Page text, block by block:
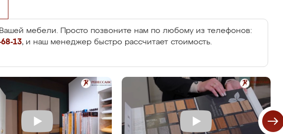
Вашей мебели. Просто позвоните нам по любому из телефонов:
13, и наш менеджер быстро рассчитает стоимость.